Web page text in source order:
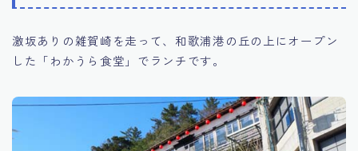
激坂ありの雑賀崎を走って、和歌浦港の丘の上にオープン
した「わかうら食堂」でランチです。